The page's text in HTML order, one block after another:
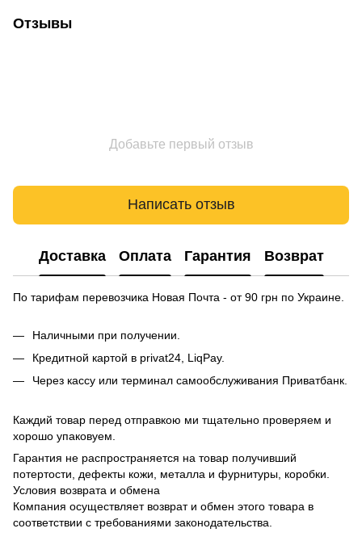
Отзывы
Добавьте первый отзыв
Написать отзыв
Доставка Оплата Гарантия Возврат
По тарифам перевозчика Новая Почта - от 90 грн по Украине.
Наличными при получении.
Кредитной картой в privat24, LiqPay.
Через кассу или терминал самообслуживания Приватбанк.
Каждий товар перед отправкою ми тщательно проверяем и
хорошо упаковуем.
Гарантия не распространяется на товар получивший
потертости, дефекты кожи, металла и фурнитуры, коробки.
Условия возврата и обмена
Компания осуществляет возврат и обмен этого товара в
соответствии с требованиями законодательства.